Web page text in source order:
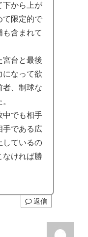
下から上が
て限定的で
も含まれて
台と最後
になって欲
者、制球な
でも相手
手である広
しているの
なければ勝
返信